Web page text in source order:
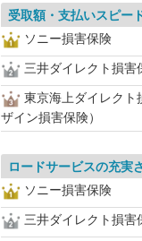
受取額・支払いスピー
ソニー損害保険
三井ダイレクト損害
東京海上ダイレクト
ザイン損害保険）
ロードサービスの充実
ソニー損害保険
三井ダイレクト損害